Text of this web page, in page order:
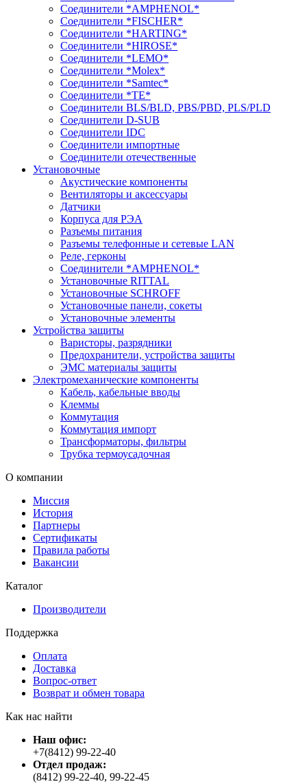
Соединители *AMPHENOL*
Соединители *FISCHER*
Соединители *HARTING*
Соединители *HIROSE*
Соединители *LEMO*
Соединители *Molex*
Соединители *Samtec*
Соединители *TE*
Соединители BLS/BLD, PBS/PBD, PLS/PLD
Соединители D-SUB
Соединители IDC
Соединители импортные
Соединители отечественные
Установочные
Акустические компоненты
Вентиляторы и аксессуары
Датчики
Корпуса для РЭА
Разъемы питания
Разъемы телефонные и сетевые LAN
Реле, герконы
Соединители *AMPHENOL*
Установочные RITTAL
Установочные SCHROFF
Установочные панели, сокеты
Установочные элементы
Устройства защиты
Варисторы, разрядники
Предохранители, устройства защиты
ЭМС материалы защиты
Электромеханические компоненты
Кабель, кабельные вводы
Клеммы
Коммутация
Коммутация импорт
Трансформаторы, фильтры
Трубка термоусадочная
О компании
Миссия
История
Партнеры
Сертификаты
Правила работы
Вакансии
Каталог
Производители
Поддержка
Оплата
Доставка
Вопрос-ответ
Возврат и обмен товара
Как нас найти
Наш офис:
+7(8412) 99-22-40
Отдел продаж:
(8412) 99-22-40, 99-22-45